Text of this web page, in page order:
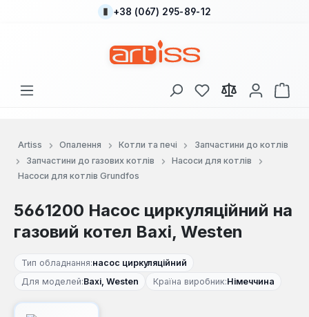
Перейти до основного вмісту
+38 (067) 295-89-12
У вас є 0 у списку
Artiss Опалення Котли та печі
Запчастини до котлів
Запчастини до газових котлів
Насоси для котлів
Насоси для котлів Grundfos
5661200 Насос циркуляційний на
газовий котел Baxi, Westen
Тип обладнання:насос циркуляційний
Для моделей:Baxi, Westen Країна виробник:Німеччина